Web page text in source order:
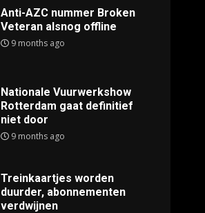
Anti-AZC nummer Broken
Veteran alsnog offline
9 months ago
Nationale Vuurwerkshow
Rotterdam gaat definitief
niet door
9 months ago
Treinkaartjes worden
duurder, abonnementen
verdwijnen